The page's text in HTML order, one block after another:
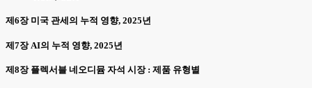
제6장 미국 관세의 누적 영향, 2025년
제7장 AI의 누적 영향, 2025년
제8장 플렉서블 네오디뮴 자석 시장 : 제품 유형별